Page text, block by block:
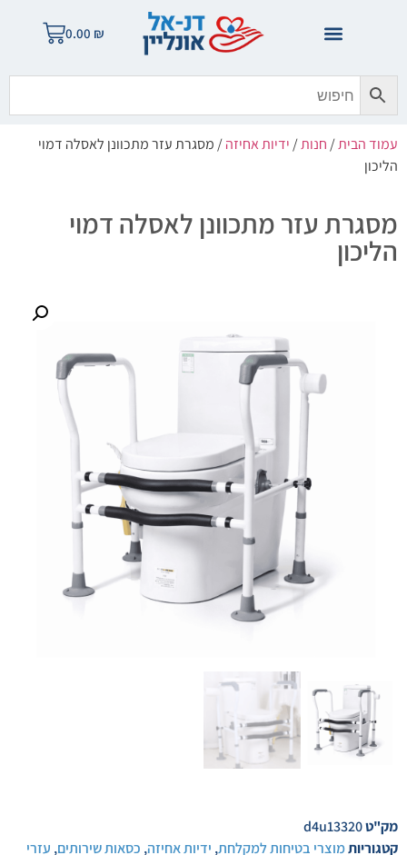
0.00 ₪
עמוד הבית/חנות/ידיות אחיזה/ מסגרת עזר מתכוונן לאסלה דמוי
הליכון
מסגרת עזר מתכוונן לאסלה דמוי
הליכון
מק"טd4u13320
קטגוריותמוצרי בטיחות למקלחת, ידיות אחיזה, כסאות שירותים, עזרי